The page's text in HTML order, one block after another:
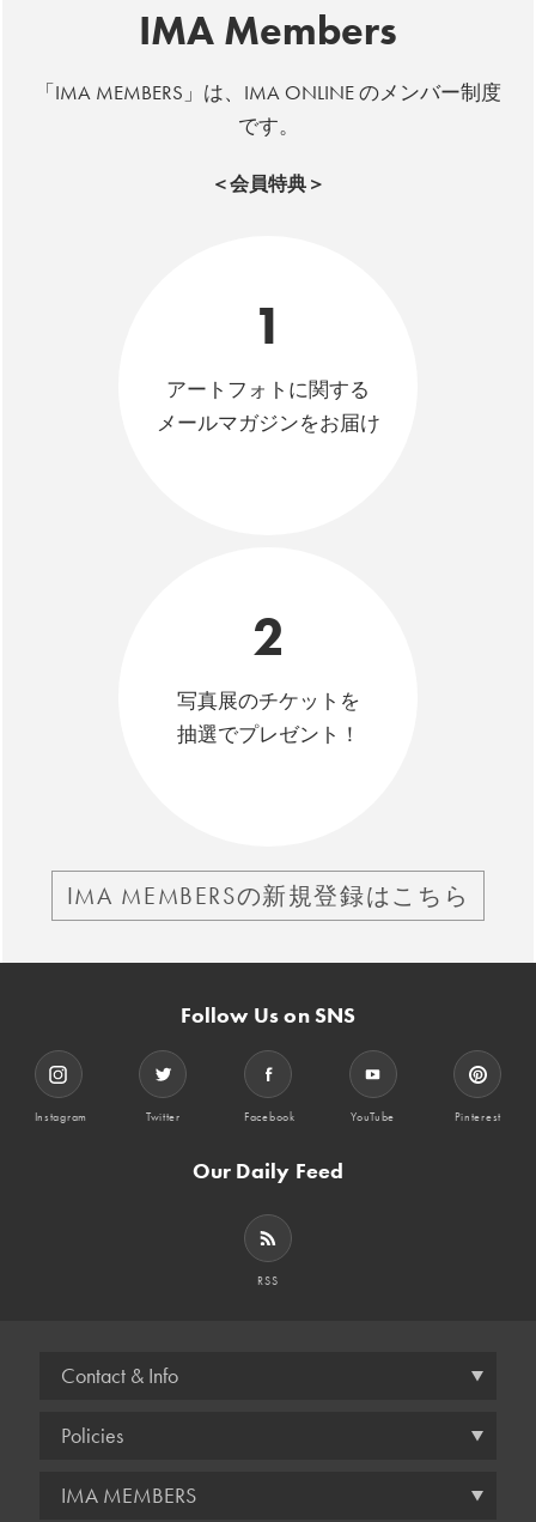
IMA Members
「IMA MEMBERS」は、IMA ONLINE のメンバー制度
です。
＜会員特典＞
1
アートフォトに関する
メールマガジンをお届け
2
写真展のチケットを
抽選でプレゼント！
IMA MEMBERSの新規登録はこちら
Follow Us on SNS
Instagram Twitter Facebook YouTube Pinterest
Our Daily Feed
RSS
Contact & Info
Policies
IMA MEMBERS